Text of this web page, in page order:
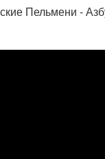
Пельмени -